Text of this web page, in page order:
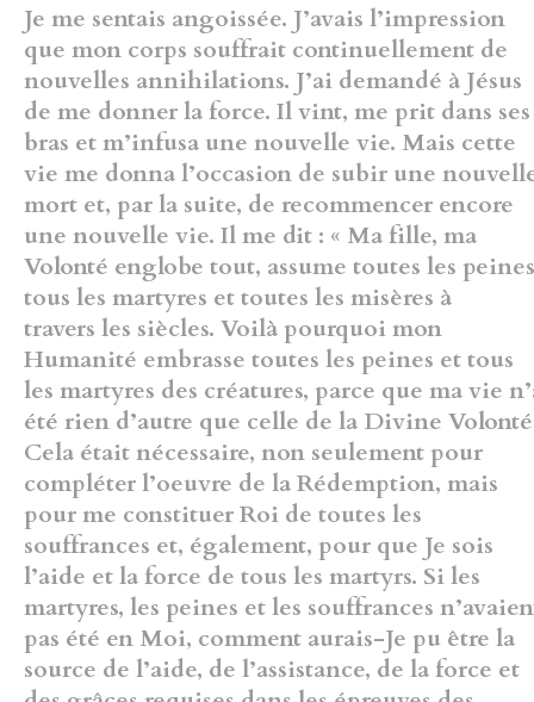
Je me sentais angoissée. J’avais l’impression
que mon corps souffrait continuellement de
nouvelles annihilations. J’ai demandé à Jésus
de me donner la force. Il vint, me prit dans ses
bras et m’infusa une nouvelle vie. Mais cette
vie me donna l’occasion de subir une
mort et, par la suite, de recommencer encore
une nouvelle vie. Il me dit : « Ma fille, ma
Volonté englobe tout, assume toutes les
tous les martyres et toutes les misères à
travers les siècles. Voilà pourquoi mon
Humanité embrasse toutes les peines et tous
les martyres des créatures, parce que ma vie
été rien d’autre que celle de la Divine
Cela était nécessaire, non seulement pour
compléter l’oeuvre de la Rédemption, mais
pour me constituer Roi de toutes les
souffrances et, également, pour que Je sois
l’aide et la force de tous les martyrs. Si les
martyres, les peines et les souffrances
pas été en Moi, comment aurais-Je pu être la
source de l’aide, de l’assistance, de la force et